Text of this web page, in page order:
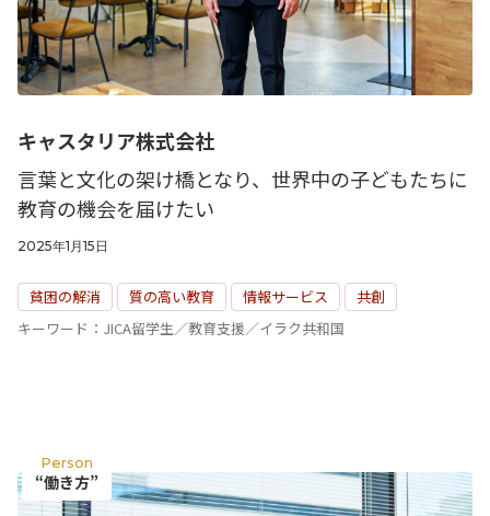
Strategy
“経営戦略”のPerspectives
社外取締役の肖像
有識者の視点
活動トピックス
運営会社
キャスタリア株式会社
言葉と文化の架け橋となり、世界中の子どもたちに
教育の機会を届けたい
2025年1月15日
貧困の解消 質の高い教育 情報サービス
共創
キーワード：JICA留学生／教育支援／イラク共和国
Person
“働き方”